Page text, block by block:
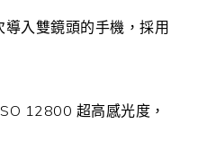
入雙鏡頭的手機，採用
12800 超高感光度，